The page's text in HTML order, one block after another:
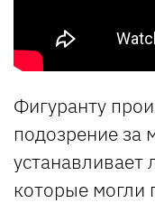
Фигуранту
подозрение за
устанавливает
которые могли